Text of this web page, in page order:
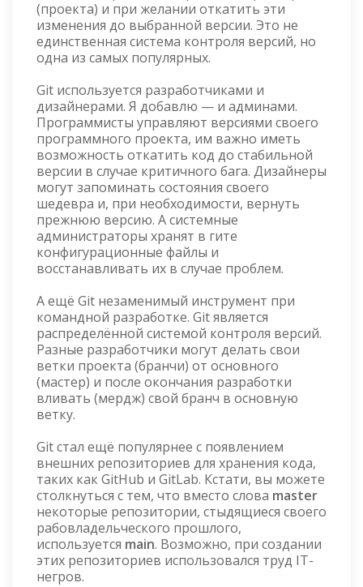
(проекта) и при желании откатить эти
изменения до выбранной версии. Это не
единственная система контроля версий, но
одна из самых популярных.
Git используется разработчиками и
дизайнерами. Я добавлю — и админами.
Программисты управляют версиями своего
программного проекта, им важно иметь
возможность откатить код до стабильной
версии в случае критичного бага. Дизайнеры
могут запоминать состояния своего
шедевра и, при необходимости, вернуть
прежнюю версию. А системные
администраторы хранят в гите
конфигурационные файлы и
восстанавливать их в случае проблем.
А ещё Git незаменимый инструмент при
командной разработке. Git является
распределённой системой контроля версий.
Разные разработчики могут делать свои
ветки проекта (бранчи) от основного
(мастер) и после окончания разработки
вливать (мердж) свой бранч в основную
ветку.
Git стал ещё популярнее с появлением
внешних репозиториев для хранения кода,
таких как GitHub и GitLab. Кстати, вы можете
столкнуться с тем, что вместо слова master
некоторые репозитории, стыдящиеся своего
рабовладельческого прошлого,
используется main. Возможно, при создании
этих репозиториев использовался труд IT-
негров.